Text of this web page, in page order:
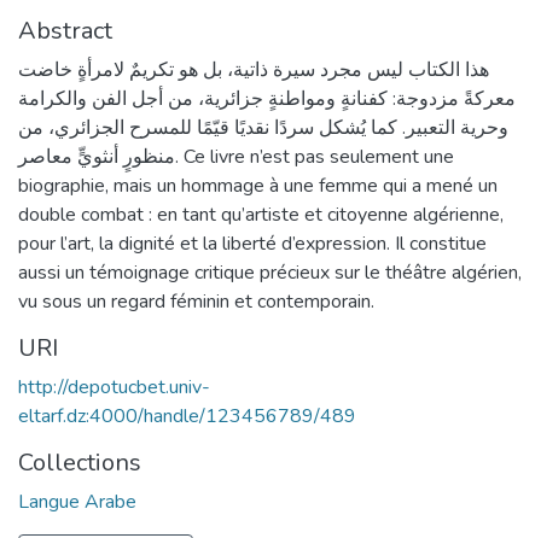
Abstract
هذا الكتاب ليس مجرد سيرة ذاتية، بل هو تكريمٌ لامرأةٍ خاضت
معركةً مزدوجة: كفنانةٍ ومواطنةٍ جزائرية، من أجل الفن والكرامة
وحرية التعبير. كما يُشكل سردًا نقديًا قيّمًا للمسرح الجزائري، من
منظورٍ أنثويٍّ معاصر. Ce livre n’est pas seulement une
biographie, mais un hommage à une femme qui a mené un
double combat : en tant qu’artiste et citoyenne algérienne,
pour l’art, la dignité et la liberté d’expression. Il constitue
aussi un témoignage critique précieux sur le théâtre algérien,
vu sous un regard féminin et contemporain.
URI
http://depotucbet.univ-
eltarf.dz:4000/handle/123456789/489
Collections
Langue Arabe